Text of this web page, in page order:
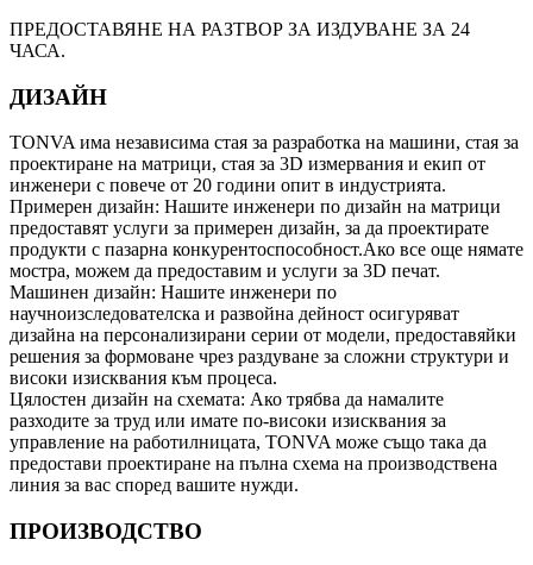
ПРЕДОСТАВЯНЕ НА РАЗТВОР ЗА ИЗДУВАНЕ ЗА 24
ЧАСА.
ДИЗАЙН
TONVA има независима стая за разработка на машини, стая за
проектиране на матрици, стая за 3D измервания и екип от
инженери с повече от 20 години опит в индустрията.
Примерен дизайн: Нашите инженери по дизайн на матрици
предоставят услуги за примерен дизайн, за да проектирате
продукти с пазарна конкурентоспособност.Ако все още нямате
мостра, можем да предоставим и услуги за 3D печат.
Машинен дизайн: Нашите инженери по
научноизследователска и развойна дейност осигуряват
дизайна на персонализирани серии от модели, предоставяйки
решения за формоване чрез раздуване за сложни структури и
високи изисквания към процеса.
Цялостен дизайн на схемата: Ако трябва да намалите
разходите за труд или имате по-високи изисквания за
управление на работилницата, TONVA може също така да
предостави проектиране на пълна схема на производствена
линия за вас според вашите нужди.
ПРОИЗВОДСТВО